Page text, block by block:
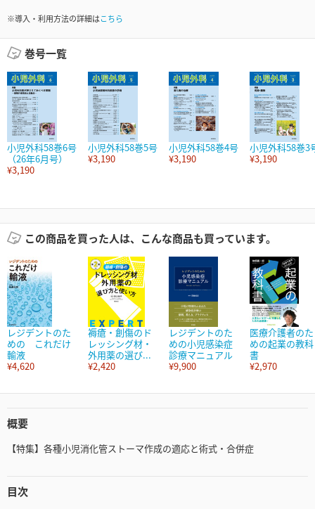
※導入・利用方法の詳細はこちら
巻号一覧
小児外科58巻6号
（26年6月号）
¥3,190
小児外科58巻5号
¥3,190
小児外科58巻4号
¥3,190
小児外科58巻3
¥3,190
この商品を買った人は、こんな商品も買っています。
レジデントのた
めの これだけ
輸液
¥4,620
褥瘡・創傷のド
レッシング材・
外用薬の選び...
¥2,420
レジデントのた
めの小児感染症
診療マニュアル
¥9,900
医療介護者のた
めの起業の教科
書
¥2,970
概要
【特集】各種小児消化管ストーマ作成の適応と術式・合併症
目次